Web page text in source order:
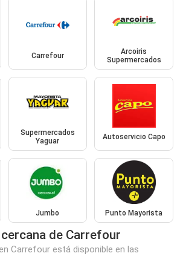
Carrefour
Arcoiris
Supermercados
Supermercados
Yaguar
Autoservicio Capo
Jumbo Punto Mayorista
de Carrefour
Carrefour está disponible en las